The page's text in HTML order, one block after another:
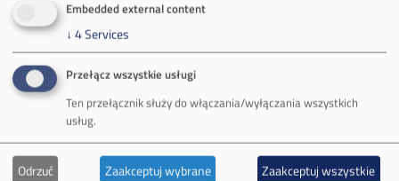
O Firmie
Spółka Południowy Koncern Węglowy
Embedded external content
↓ 4Services
Przełącz wszystkie usługi
Ten przełącznik służy do włączania/wyłączania wszystkich
usług.
Odrzuć Zaakceptuj wybrane Zaakceptuj wszystkie